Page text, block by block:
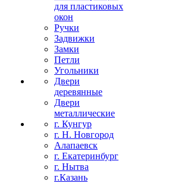
для пластиковых
окон
Ручки
Задвижки
Замки
Петли
Угольники
Двери
деревянные
Двери
металлические
г. Кунгур
г. Н. Новгород
Алапаевск
г. Екатеринбург
г. Нытва
г.Казань